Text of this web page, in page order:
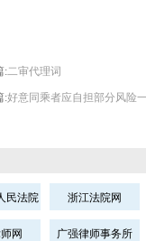
:二审代理词
:好意同乘者应自担部分风险
民法院 浙江法院网
网 广强律师事务所